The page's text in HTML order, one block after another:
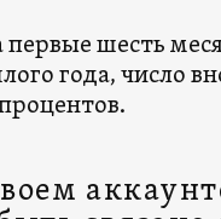
шесть
года, число